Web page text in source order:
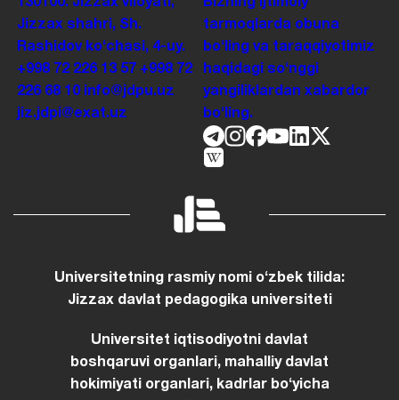
130100. Jizzax viloyati,
Jizzax shahri, Sh.
Rashidov koʻchasi, 4-uy.
+998 72 226 13 57 +998 72
226 68 10 info@jdpu.uz
jiz.jdpi@exat.uz
Bizning ijtimoiy
tarmoqlarda obuna
boʻling va taraqqiyotimiz
haqidagi soʻnggi
yangiliklardan xabardor
boʻling.
Universitetning rasmiy nomi oʻzbek tilida:
Jizzax davlat pedagogika universiteti
Universitet iqtisodiyotni davlat
boshqaruvi organlari, mahalliy davlat
hokimiyati organlari, kadrlar boʻyicha